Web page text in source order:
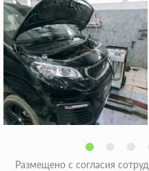
Размещено с согласия